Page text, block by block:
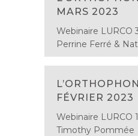
MARS 2023
Webinaire LURCO
Perrine Ferré &
FÉVRIER 2023
Webinaire LURCO
Timothy Pommée